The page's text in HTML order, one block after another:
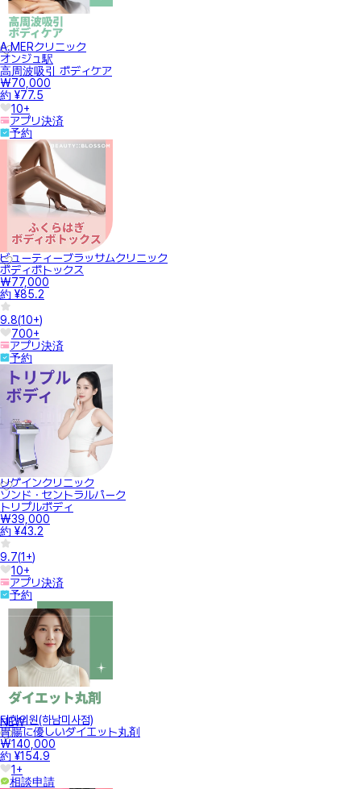
A.MERクリニック
オンジュ駅
高周波吸引 ボディケア
₩70,000
約 ¥77.5
10+
アプリ決済
予約
ビューティーブラッサムクリニック
ボディボトックス
₩77,000
約 ¥85.2
9.8(10+)
700+
アプリ決済
予約
リゲインクリニック
ソンド・セントラルパーク
トリプルボディ
₩39,000
約 ¥43.2
9.7(1+)
10+
アプリ決済
予約
NEW
터한의원(하남미사점)
胃腸に優しいダイエット丸剤
₩140,000
約 ¥154.9
1+
相談申請